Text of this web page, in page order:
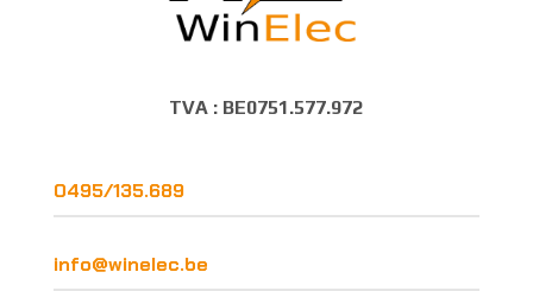
TVA : BE0751.577.972
0495/135.689
info@winelec.be